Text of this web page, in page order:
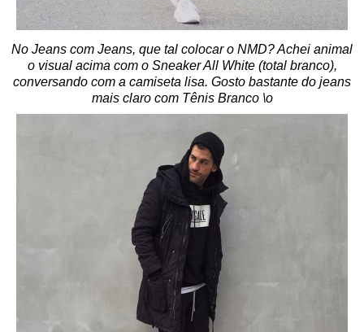
No Jeans com Jeans, que tal colocar o NMD? Achei animal
o visual acima com o Sneaker All White (total branco),
conversando com a camiseta lisa. Gosto bastante do jeans
mais claro com Tênis Branco \o